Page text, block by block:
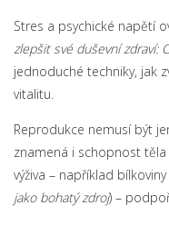
Stres a psychické napětí
zlepšit své duševní zdraví:
jednoduché techniky, jak
vitalitu.
Reprodukce nemusí být
znamená i schopnost
výživa – například
jako bohatý zdroj) –